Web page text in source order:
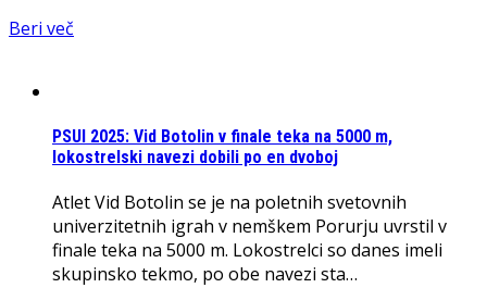
Beri več
PSUI 2025: Vid Botolin v finale teka na 5000 m,
lokostrelski navezi dobili po en dvoboj
Atlet Vid Botolin se je na poletnih svetovnih
univerzitetnih igrah v nemškem Porurju uvrstil v
finale teka na 5000 m. Lokostrelci so danes imeli
skupinsko tekmo, po obe navezi sta…